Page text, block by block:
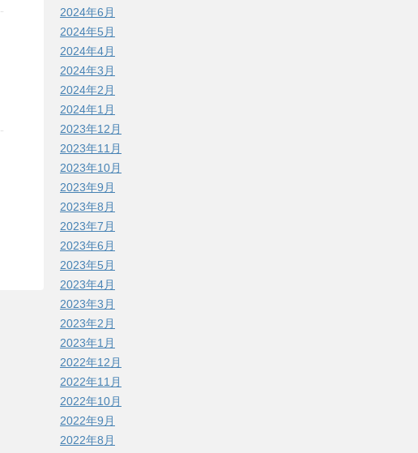
2024年6月
2024年5月
2024年4月
2024年3月
2024年2月
2024年1月
2023年12月
2023年11月
2023年10月
2023年9月
2023年8月
2023年7月
2023年6月
2023年5月
2023年4月
2023年3月
2023年2月
2023年1月
2022年12月
2022年11月
2022年10月
2022年9月
2022年8月